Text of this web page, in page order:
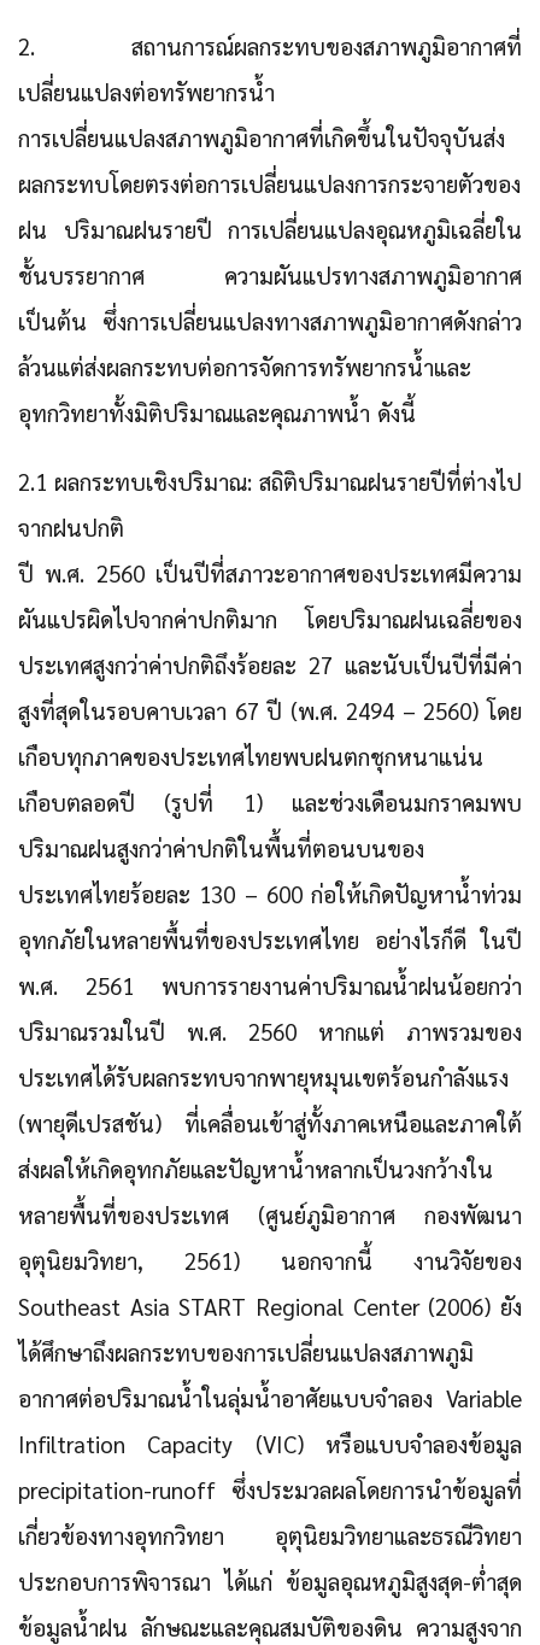
2. สถานการณ์ผลกระทบของสภาพภูมิอากาศที่
เปลี่ยนแปลงต่อทรัพยากรน้ำ
การเปลี่ยนแปลงสภาพภูมิอากาศที่เกิดขึ้นในปัจจุบันส่ง
ผลกระทบโดยตรงต่อการเปลี่ยนแปลงการกระจายตัวของ
ฝน ปริมาณฝนรายปี การเปลี่ยนแปลงอุณหภูมิเฉลี่ยใน
ชั้นบรรยากาศ ความผันแปรทางสภาพภูมิอากาศ
เป็นต้น ซึ่งการเปลี่ยนแปลงทางสภาพภูมิอากาศดังกล่าว
ล้วนแต่ส่งผลกระทบต่อการจัดการทรัพยากรน้ำและ
อุทกวิทยาทั้งมิติปริมาณและคุณภาพน้ำ ดังนี้
2.1 ผลกระทบเชิงปริมาณ: สถิติปริมาณฝนรายปีที่ต่างไป
จากฝนปกติ
ปี พ.ศ. 2560 เป็นปีที่สภาวะอากาศของประเทศมีความ
ผันแปรผิดไปจากค่าปกติมาก โดยปริมาณฝนเฉลี่ยของ
ประเทศสูงกว่าค่าปกติถึงร้อยละ 27 และนับเป็นปีที่มีค่า
สูงที่สุดในรอบคาบเวลา 67 ปี (พ.ศ. 2494 – 2560) โดย
เกือบทุกภาคของประเทศไทยพบฝนตกชุกหนาแน่น
เกือบตลอดปี (รูปที่ 1) และช่วงเดือนมกราคมพบ
ปริมาณฝนสูงกว่าค่าปกติในพื้นที่ตอนบนของ
ประเทศไทยร้อยละ 130 – 600 ก่อให้เกิดปัญหาน้ำท่วม
อุทกภัยในหลายพื้นที่ของประเทศไทย อย่างไรก็ดี ในปี
พ.ศ. 2561 พบการรายงานค่าปริมาณน้ำฝนน้อยกว่า
ปริมาณรวมในปี พ.ศ. 2560 หากแต่ ภาพรวมของ
ประเทศได้รับผลกระทบจากพายุหมุนเขตร้อนกำลังแรง
(พายุดีเปรสชัน) ที่เคลื่อนเข้าสู่ทั้งภาคเหนือและภาคใต้
ส่งผลให้เกิดอุทกภัยและปัญหาน้ำหลากเป็นวงกว้างใน
หลายพื้นที่ของประเทศ (ศูนย์ภูมิอากาศ กองพัฒนา
อุตุนิยมวิทยา, 2561) นอกจากนี้ งานวิจัยของ
Southeast Asia START Regional Center (2006) ยัง
ได้ศึกษาถึงผลกระทบของการเปลี่ยนแปลงสภาพภูมิ
อากาศต่อปริมาณน้ำในลุ่มน้ำอาศัยแบบจำลอง Variable
Infiltration Capacity (VIC) หรือแบบจำลองข้อมูล
precipitation-runoff ซึ่งประมวลผลโดยการนำข้อมูลที่
เกี่ยวข้องทางอุทกวิทยา อุตุนิยมวิทยาและธรณีวิทยา
ประกอบการพิจารณา ได้แก่ ข้อมูลอุณหภูมิสูงสุด-ต่ำสุด
ข้อมูลน้ำฝน ลักษณะและคุณสมบัติของดิน ความสูงจาก